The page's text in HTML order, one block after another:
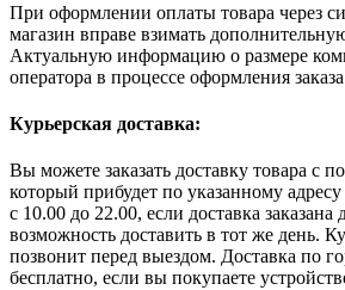
При оформлении оплаты товара через
магазин вправе взимать
Актуальную информацию о размере
оператора в процессе оформления
Курьерская доставка:
Вы можете заказать доставку товара с
который прибудет по указанному
с 10.00 до 22.00, если доставка заказана
возможность доставить в тот же день.
позвонит перед выездом. Доставка по
бесплатно, если вы покупаете